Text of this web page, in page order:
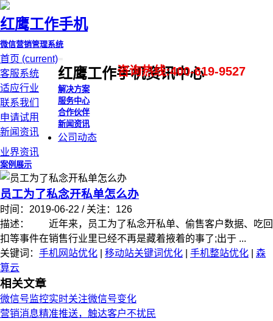
红鹰工作手机
微信营销管理系统
首页 (current)
客服系统
适应行业
联系我们
申请试用
新闻资讯
咨询热线:400-619-9527
红鹰工作手机资讯中心
解决方案
服务中心
合作伙伴
新闻资讯
公司动态
业界资讯
案例展示
员工为了私念开私单怎么办
时间：2019-06-22 / 关注：126
描述： 近年来，员工为了私念开私单、偷售客户数据、吃回
扣等事件在销售行业里已经不再是藏着掖着的事了;出于 ...
关键词： 手机网站优化 移动站关键词优化 手机整站优化
森
算云
相关文章
微信号监控实时关注微信号变化
营销消息精准推送，触达客户不扰民